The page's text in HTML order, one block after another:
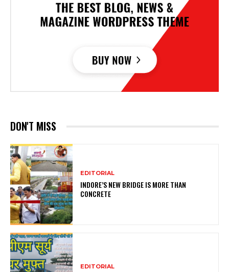
DON'T MISS
EDITORIAL
INDORE’S NEW BRIDGE IS MORE THAN
CONCRETE
EDITORIAL